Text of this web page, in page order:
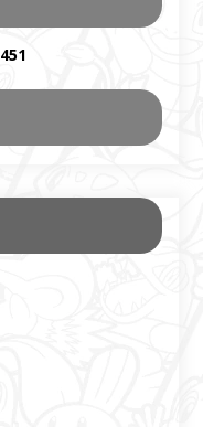
451